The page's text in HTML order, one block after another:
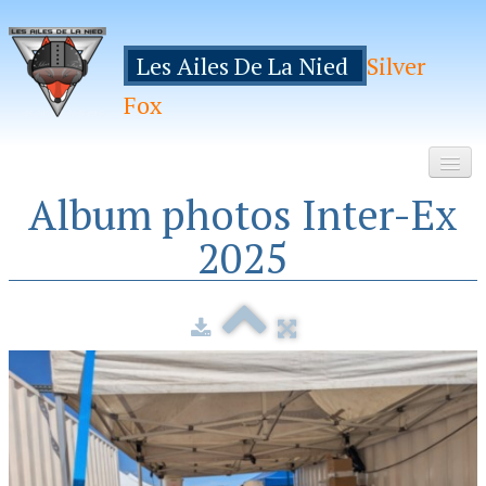
Les Ailes De La Nied
Silver
Fox
Accueil
Inscription
Manifestations
Hebergements
Album photos Inter-Ex
2025